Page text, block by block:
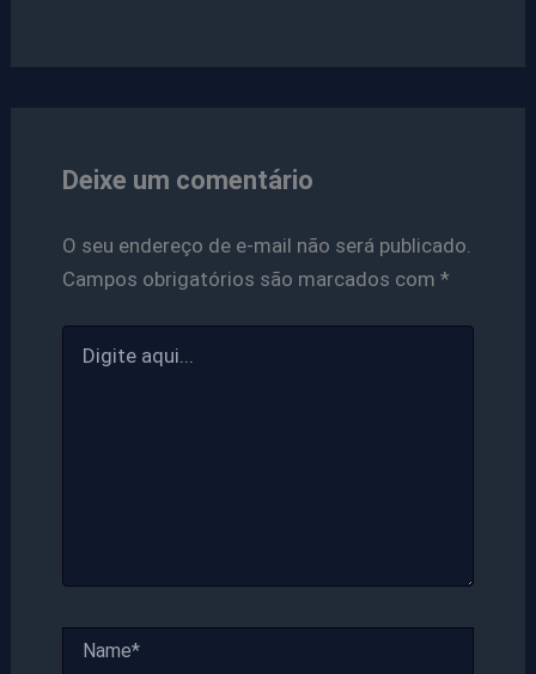
Deixe um comentário
O seu endereço de e-mail não será publicado.
Campos obrigatórios são marcados com *
aqui...